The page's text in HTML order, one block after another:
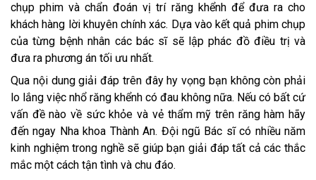
chụp phim và chẩn đoán vị trí răng khểnh để đưa ra cho
khách hàng lời khuyên chính xác. Dựa vào kết quả phim chụp
của từng bệnh nhân các bác sĩ sẽ lập phác đồ điều trị và
đưa ra phương án tối ưu nhất.
Qua nội dung giải đáp trên đây hy vọng bạn không còn phải
lo lắng việc nhổ răng khểnh có đau không nữa. Nếu có bất cứ
vấn đề nào về sức khỏe và vẻ thẩm mỹ trên răng hàm hãy
đến ngay Nha khoa Thành An. Đội ngũ Bác sĩ có nhiều năm
kinh nghiệm trong nghề sẽ giúp bạn giải đáp tất cả các thắc
mắc một cách tận tình và chu đáo.